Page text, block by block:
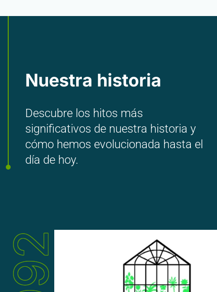
Nuestra historia
Descubre los hitos más
significativos de nuestra historia y
cómo hemos evolucionada hasta el
día de hoy.